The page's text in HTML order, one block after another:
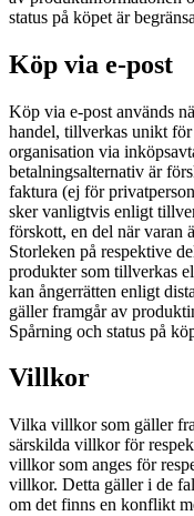
status på köpet är
Köp via e-post
Köp via e-post används
handel, tillverkas unikt
organisation via
betalningsalternativ är
faktura (ej för
sker vanligtvis enligt
förskott, en del när varan
Storleken på respektive
produkter som tillverkas
kan ångerrätten enligt
gäller framgår av
Spårning och status på
Villkor
Vilka villkor som gäller
särskilda villkor för
villkor som anges för
villkor. Detta gäller i de
om det finns en konflikt